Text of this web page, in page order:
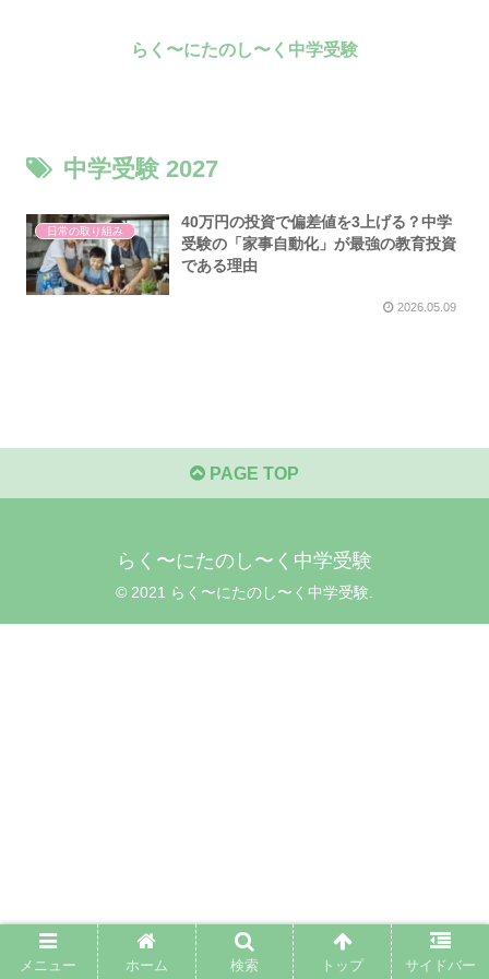
らく〜にたのし〜く中学受験
中学受験 2027
日常の取り組み
40万円の投資で偏差値を3上げる？中学
受験の「家事自動化」が最強の教育投資
である理由
2026.05.09
PAGE TOP
らく〜にたのし〜く中学受験
© 2021 らく〜にたのし〜く中学受験.
メニュー ホーム 検索 トップ サイドバー